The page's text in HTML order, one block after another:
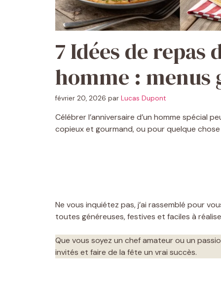
7 Idées de repas
homme : menus
février 20, 2026 par Lucas Dupont
Célébrer l’anniversaire d’un homme spécial
copieux et gourmand, ou pour quelque
Ne vous inquiétez pas, j’ai rassemblé pour
toutes généreuses, festives et faciles à
Que vous soyez un chef amateur ou un
invités et faire de la fête un vrai succès.